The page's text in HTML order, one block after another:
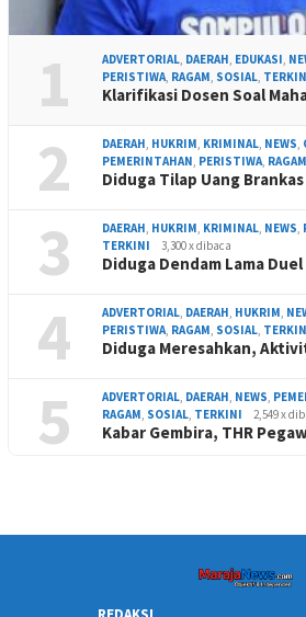
1 ADVERTORIAL, DAERAH, EDUKASI,
PERISTIWA, RAGAM, SOSIAL,
Klarifikasi Dosen Soal
2 DAERAH, HUKRIM, KRIMINAL, NEWS,
PEMERINTAHAN, PERISTIWA, RAGAM
Diduga Tilap Uang
3 DAERAH, HUKRIM, KRIMINAL, NEWS,
TERKINI
3,300 x dibaca
Diduga Dendam Lama
4 ADVERTORIAL, DAERAH, HUKRIM,
PERISTIWA, RAGAM, SOSIAL,
Diduga Meresahkan,
5 ADVERTORIAL, DAERAH, NEWS,
RAGAM, SOSIAL, TERKINI 2,549 x
Kabar Gembira, THR